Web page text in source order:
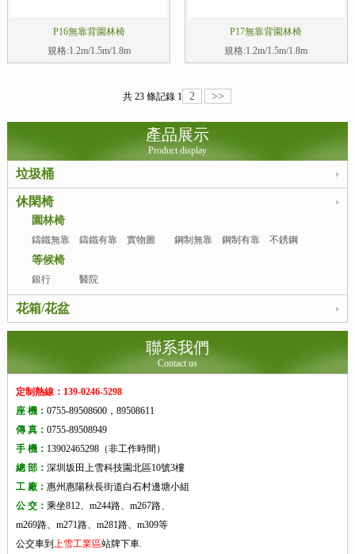
產品展示
Product display
垃圾桶
休閑椅
園林椅
鑄鐵無靠
背
鑄鐵有靠
實物圖
鋼制無靠
鋼制有靠
不銹鋼
等候椅
銀行 醫院
花箱/花盆
聯系我們
Contact us
定制熱線：139-0246-5298
座 機： 0755-89508600，89508611
傳 真： 0755-89508949
手 機： 13902465298（非工作時間）
總 部： 深圳坂田上雪科技園北區10號3樓
工 廠： 惠州惠陽秋長街道白石村邊塘小組
公 交： 乘坐812、m244路、m267路、
m269路、m271路、m281路、m309等
公交車到 上雪工業區站牌下車.
P16無靠背園林椅
規格:1.2m/1.5m/1.8m
P17無靠背園林椅
規格:1.2m/1.5m/1.8m
共 23 條記錄 1 2 >>